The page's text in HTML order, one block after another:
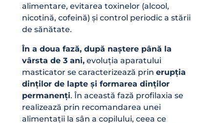
alimentare, evitarea toxinelor (alcool,
nicotină, cofeină) și control periodic a stării
de sănătate.
În a doua fază, după naștere până la
vârsta de 3 ani,evoluția aparatului
masticator se caracterizează prin erupția
dinților de lapte și formarea dinților
permanenți. În această fază profilaxia se
realizează prin recomandarea unei
alimentații la sân a copilului, ceea ce